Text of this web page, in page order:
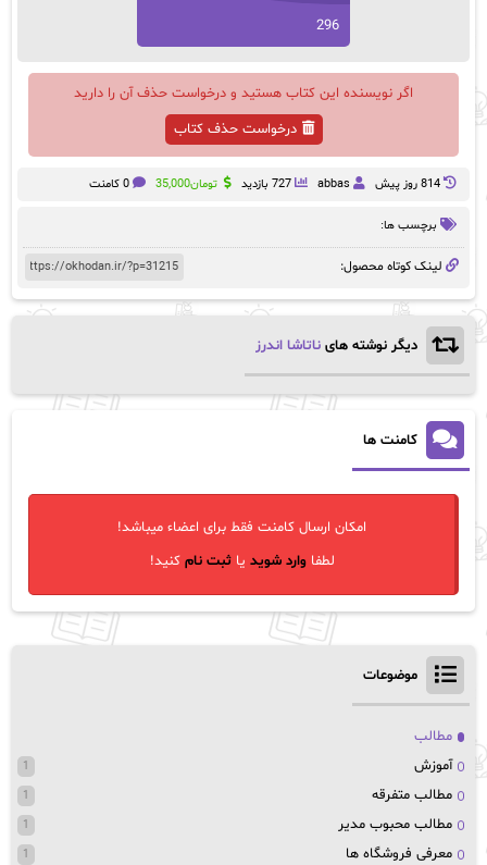
296
اگر نویسنده این کتاب هستید و درخواست حذف آن را دارید
درخواست حذف کتاب
814 روز پيش abbas 727 بازدید تومان35,000 0 کامنت
برچسب ها:
لینک کوتاه محصول:
دیگر نوشته های ناتاشا اندرز
کامنت ها
امکان ارسال کامنت فقط برای اعضاء میباشد!
لطفاوارد شوید یاثبت نام کنید!
موضوعات
مطالب
آموزش
1
مطالب متفرقه 1
مطالب محبوب مدیر 1
معرفی فروشگاه ها 1